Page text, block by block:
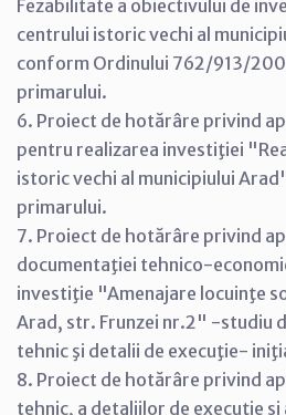
Fezabilitate a obiectivului de
centrului istoric vechi al
conform Ordinului 762/913/
primarului.
6. Proiect de hotărâre privind
pentru realizarea investiţiei
istoric vechi al municipiului
primarului.
7. Proiect de hotărâre privind
documentaţiei tehnico-
investiţie "Amenajare locuinţe
Arad, str. Frunzei nr.2" -studiu
tehnic şi detalii de execuţie-
8. Proiect de hotărâre privind
tehnic, a detaliilor de execuţie si